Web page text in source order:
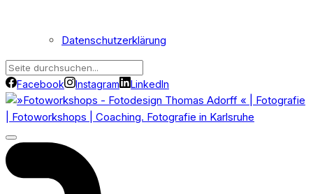
Datenschutzerklärung
Facebook Instagram LinkedIn